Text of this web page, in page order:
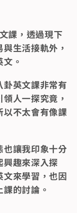
課，透過現下
生活接軌外，
。
卦英文課非常有
人一探究竟，
以不太會有像課
也讓我印象十分
興趣來深入探
來學習，也因
的討論。